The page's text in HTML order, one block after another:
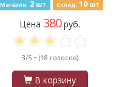
Магазин: 2 шт Склад: 10шт
Цена 380руб.
3/5 ~ (18 голосов)
В корзину